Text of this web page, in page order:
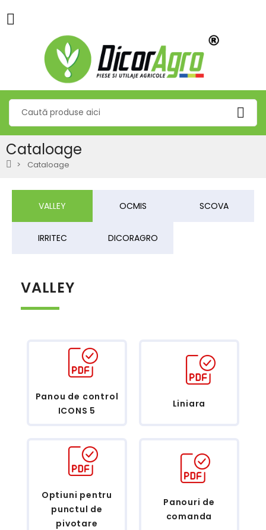
Cataloage
Cataloage
VALLEY OCMIS SCOVA
IRRITEC DICORAGRO
VALLEY
Panou de control
ICONS 5
Liniara
Optiuni pentru
punctul de
pivotare
Panouri de
comanda